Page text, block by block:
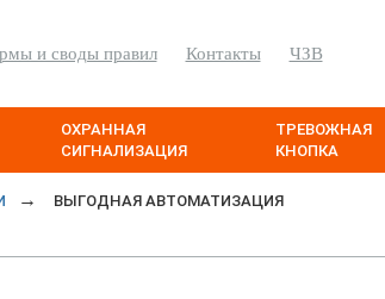
и своды правил Контакты ЧЗВ
ОХРАННАЯ
СИГНАЛИЗАЦИЯ
ТРЕВОЖНАЯ
КНОПКА
ВЫГОДНАЯ АВТОМАТИЗАЦИЯ